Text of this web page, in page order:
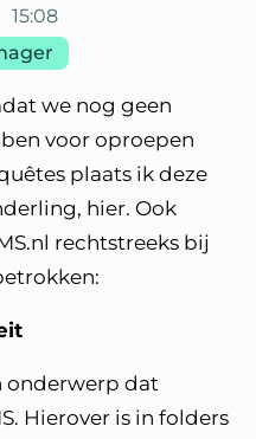
15:08
we nog geen
voor oproepen
plaats ik deze
hier. Ook
rechtstreeks bij
onderwerp dat
Hierover is in folders